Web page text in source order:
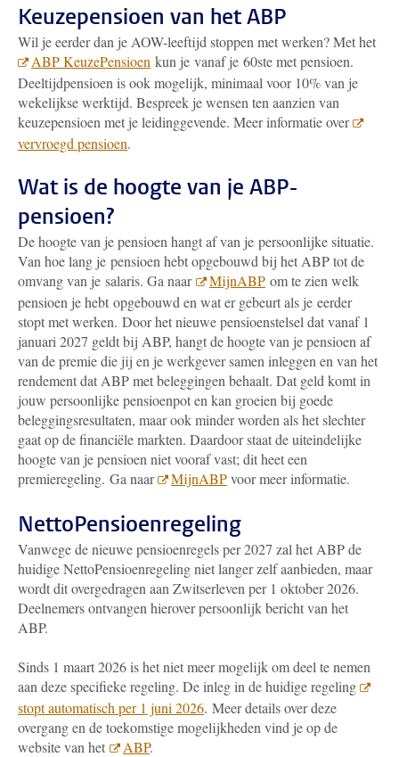
Keuzepensioen van het ABP
Wil je eerder dan je AOW-leeftijd stoppen met werken?Met het
ABP KeuzePensioen kun je vanaf je 60ste met pensioen.
Deeltijdpensioen is ook mogelijk, minimaal voor 10% van je
wekelijkse werktijd. Bespreek je wensen ten aanzien van
keuzepensioen met je leidinggevende. Meer informatie over
vervroegd pensioen.
Wat is de hoogte van je ABP-
pensioen?
De hoogte van je pensioen hangt af van je persoonlijke situatie.
Van hoe lang je pensioen hebt opgebouwd bij het ABP tot de
omvang van je salaris. Ga naar
MijnABP om te zien welk
pensioen je hebt opgebouwd en wat er gebeurt als je eerder
stopt met werken. Door het nieuwe pensioenstelsel dat vanaf 1
januari 2027 geldt bij ABP, hangt de hoogte van je pensioen af
van de premie die jij en je werkgever samen inleggen en van het
rendement dat ABP met beleggingen behaalt. Dat geld komt in
jouw persoonlijke pensioenpot en kan groeien bij goede
beleggingsresultaten, maar ook minder worden als het slechter
gaat op de financiële markten. Daardoor staat de uiteindelijke
hoogte van je pensioen niet vooraf vast; dit heet een
premieregeling. Ga naar MijnABPvoor meer informatie.
NettoPensioenregeling
Vanwege de nieuwe pensioenregels per 2027 zal het ABP de
huidige NettoPensioenregeling niet langer zelf aanbieden, maar
wordt dit overgedragen aan Zwitserleven per 1 oktober 2026.
Deelnemers ontvangen hierover persoonlijk bericht van het
ABP.
Sinds 1 maart 2026 is het niet meer mogelijk om deel te nemen
aan deze specifieke regeling. De inleg in de huidige regeling
stopt automatisch per 1 juni 2026. Meer details over deze
overgang en de toekomstige mogelijkheden vind je op de
website van het
ABP.